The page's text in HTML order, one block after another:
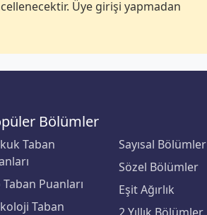
Üye girişi yapmadan
Bölümler
Taban
Taban Puanları
Taban
Sayısal Bölümler
Sözel Bölümler
Eşit Ağırlık